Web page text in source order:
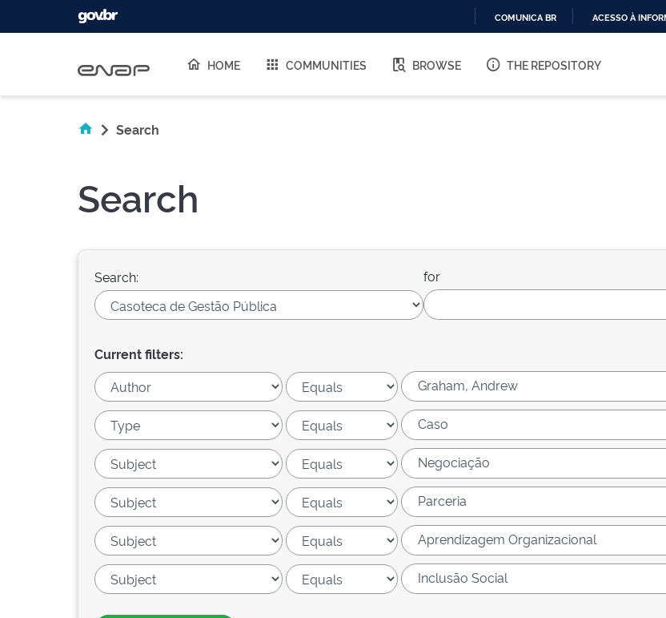
O
COMUNICA BR ACESSO À
HOME COMMUNITIES BROWSE THE REPOSITORY
Search
Search
Search: for
Current filters: